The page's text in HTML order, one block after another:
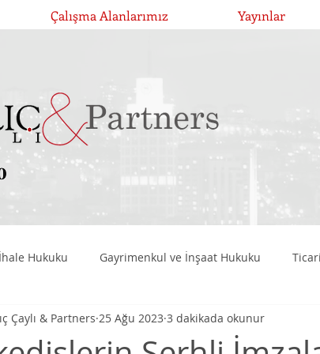
Çalışma Alanlarımız Yayınlar
Hukuku Gayrimenkul ve İnşaat Hukuku
Yönetişim Birleşme, Devralma ve Bölünmeler
Çaylı & Partners 25 Ağu 2023 3 dakikada okunur